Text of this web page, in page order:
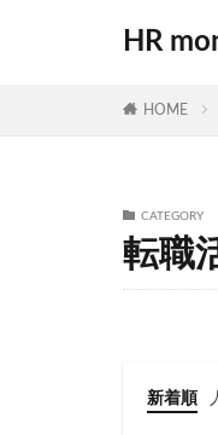
HR
HOME
CATEGORY
転職
新着順